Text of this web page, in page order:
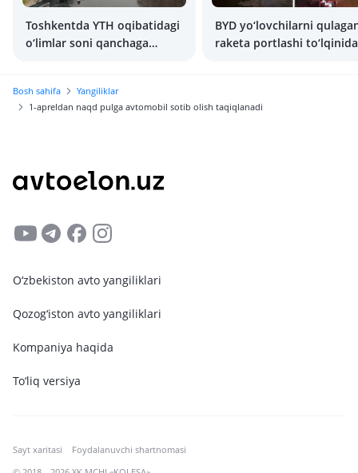
Toshkentda YTH oqibatidagi
o‘limlar soni qanchaga
BYD yo‘lovchilarni
raketa portlashi
Bosh sahifa
Yangiliklar
1-apreldan naqd pulga avtomobil sotib olish taqiqlanadi
O‘zbekiston avto yangiliklari
Qozog‘iston avto yangiliklari
Kompaniya haqida
To‘liq versiya
Sayt xaritasi
Foydalanuvchi shartnomasi